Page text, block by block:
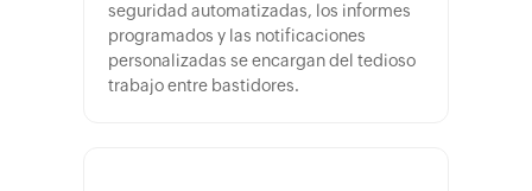
seguridad automatizadas, los informes
programados y las notificaciones
personalizadas se encargan del tedioso
trabajo entre bastidores.